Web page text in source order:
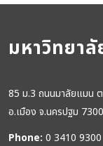
มหาวิทยา
85 ม.3 ถนนมาลัยแมน
อ.เมือง จ.นครปฐม
Phone: 0 3410 9300